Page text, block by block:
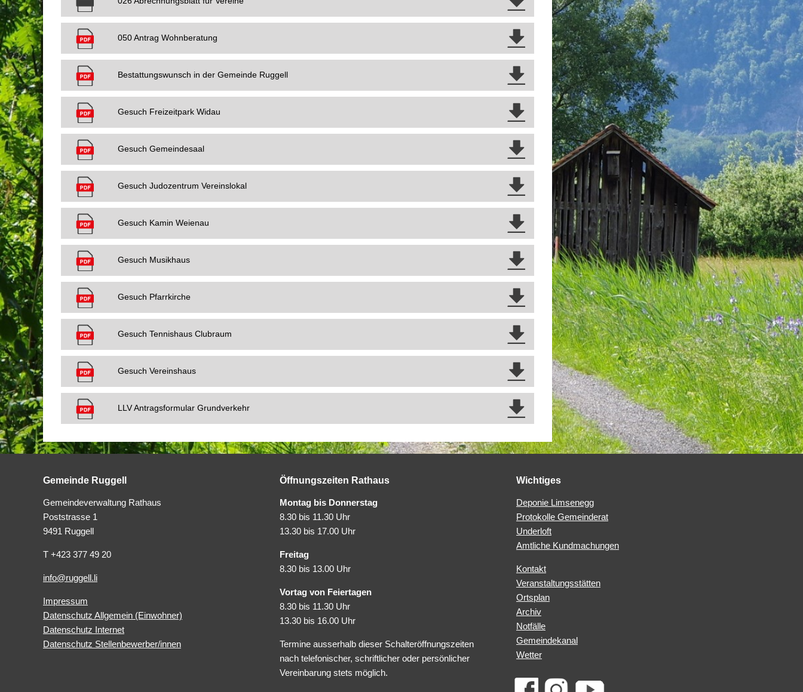
050 Antrag Wohnberatung
Bestattungswunsch in der Gemeinde Ruggell
Gesuch Freizeitpark Widau
Gesuch Gemeindesaal
Gesuch Judozentrum Vereinslokal
Gesuch Kamin Weienau
Gesuch Musikhaus
Gesuch Pfarrkirche
Gesuch Tennishaus Clubraum
Gesuch Vereinshaus
LLV Antragsformular Grundverkehr
Gemeinde Ruggell
Gemeindeverwaltung Rathaus
Poststrasse 1
9491 Ruggell
T +423 377 49 20
info@ruggell.li
Impressum
Datenschutz Allgemein (Einwohner)
Datenschutz Internet
Datenschutz Stellenbewerber/innen
Öffnungszeiten Rathaus
Montag bis Donnerstag
8.30 bis 11.30 Uhr
13.30 bis 17.00 Uhr
Freitag
8.30 bis 13.00 Uhr
Vortag von Feiertagen
8.30 bis 11.30 Uhr
13.30 bis 16.00 Uhr
Termine ausserhalb dieser Schalteröffnungszeiten
nach telefonischer, schriftlicher oder persönlicher
Vereinbarung stets möglich.
Wichtiges
Deponie Limsenegg
Protokolle Gemeinderat
Underloft
Amtliche Kundmachungen
Kontakt
Veranstaltungsstätten
Ortsplan
Archiv
Notfälle
Gemeindekanal
Wetter